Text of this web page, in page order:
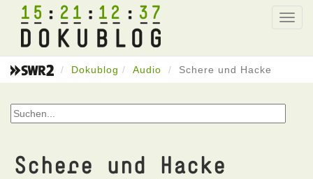
15 21 12 37
Dokublog Audio Schere und Hacke
Schere und Hacke